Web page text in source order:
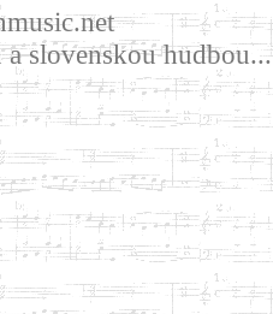
slovenskou hudbou...